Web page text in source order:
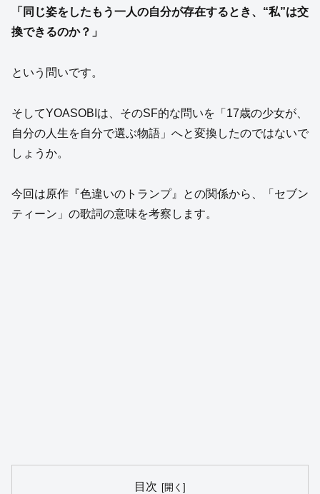
「同じ姿をしたもう一人の自分が存在するとき、“私”は交
換できるのか？」
という問いです。
そしてYOASOBIは、そのSF的な問いを「17歳の少女が、
自分の人生を自分で選ぶ物語」へと変換したのではないで
しょうか。
今回は原作『色違いのトランプ』との関係から、「セブン
ティーン」の歌詞の意味を考察します。
目次